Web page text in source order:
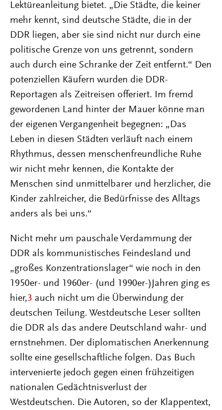
Lektüreanleitung bietet. „Die Städte, die keiner
mehr kennt, sind deutsche Städte, die in der
DDR liegen, aber sie sind nicht nur durch eine
politische Grenze von uns getrennt, sondern
auch durch eine Schranke der Zeit entfernt.“ Den
potenziellen Käufern wurden die DDR-
Reportagen als Zeitreisen offeriert. Im fremd
gewordenen Land hinter der Mauer könne man
der eigenen Vergangenheit begegnen: „Das
Leben in diesen Städten verläuft nach einem
Rhythmus, dessen menschenfreundliche Ruhe
wir nicht mehr kennen, die Kontakte der
Menschen sind unmittelbarer und herzlicher, die
Kinder zahlreicher, die Bedürfnisse des Alltags
anders als bei uns.“
Nicht mehr um pauschale Verdammung der
DDR als kommunistisches Feindesland und
„großes Konzentrationslager“ wie noch in den
1950er- und 1960er- (und 1990er-)Jahren ging es
hier,3 auch nicht um die Überwindung der
deutschen Teilung. Westdeutsche Leser sollten
die DDR als das andere Deutschland wahr- und
ernstnehmen. Der diplomatischen Anerkennung
sollte eine gesellschaftliche folgen. Das Buch
intervenierte jedoch gegen einen frühzeitigen
nationalen Gedächtnisverlust der
Westdeutschen. Die Autoren, so der Klappentext,